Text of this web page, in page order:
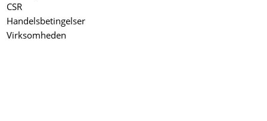
CSR
Handelsbetingelser
Virksomheden